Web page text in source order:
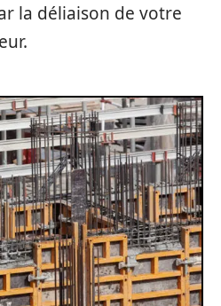
la déliaison de votre